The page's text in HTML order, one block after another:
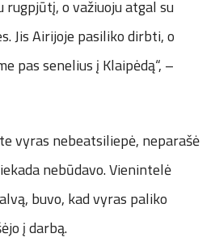
rugpjūtį, o važiuoju atgal su
Jis Airijoje pasiliko dirbti, o
pas senelius į Klaipėdą“, –
vyras nebeatsiliepė, neparašė
nebūdavo. Vienintelė
buvo, kad vyras paliko
į darbą.